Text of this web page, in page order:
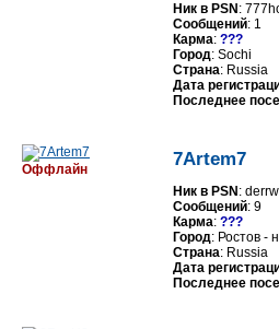
Ник в PSN :
Сообщений: 1
Карма: ???
Город: Sochi
Страна: Russia
Дата
Последнее
7Artem7
Ник в PSN :
Сообщений: 9
Карма: ???
Город: Ростов -
Страна: Russia
Дата
Последнее
Оффлайн